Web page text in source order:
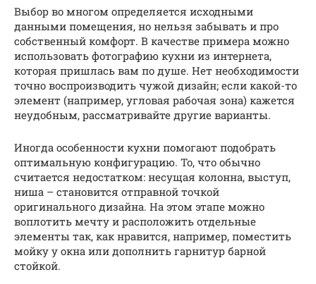
Выбор во многом определяется исходными
данными помещения, но нельзя забывать и про
собственный комфорт. В качестве примера можно
использовать фотографию кухни из интернета,
которая пришлась вам по душе. Нет необходимости
точно воспроизводить чужой дизайн; если какой-то
элемент (например, угловая рабочая зона) кажется
неудобным, рассматривайте другие варианты.
Иногда особенности кухни помогают подобрать
оптимальную конфигурацию. То, что обычно
считается недостатком: несущая колонна, выступ,
ниша – становится отправной точкой
оригинального дизайна. На этом этапе можно
воплотить мечту и расположить отдельные
элементы так, как нравится, например, поместить
мойку у окна или дополнить гарнитур барной
стойкой.